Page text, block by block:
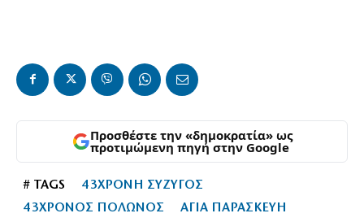
Προσθέστε την «δημοκρατία» ως
προτιμώμενη πηγή στην Google
# TAGS
43ΧΡΟΝΗ ΣΥΖΥΓΟΣ
43ΧΡΟΝΟΣ ΠΟΛΩΝΟΣ
ΑΓΙΑ ΠΑΡΑΣΚΕΥΗ